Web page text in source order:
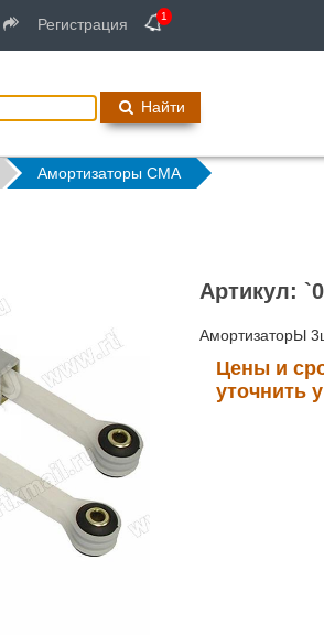
Регистрация 1
Найти
Амортизаторы СМА
Артикул:
АмортизаторЫ
Цены и
уточнить